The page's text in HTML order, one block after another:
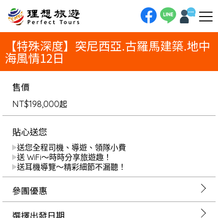
華的沙漠度假村。這是一場充滿視覺震撼與異國風情的終極冒險。
【特殊深度】突尼西亞.古羅馬建築.地中
海風情12日
售價
NT$198,000起
貼心送您
送您全程司機、導遊、領隊小費
送 WiFi～時時分享旅遊趣！
送耳機導覽～精彩細節不漏聽！
參團優惠
選擇出發日期